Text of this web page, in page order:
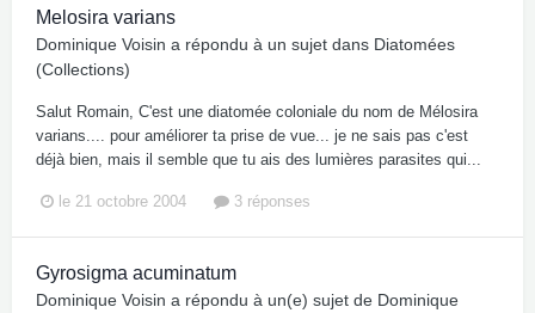
Melosira varians
Dominique Voisin a répondu à un sujet dans Diatomées
(Collections)
Salut Romain, C'est une diatomée coloniale du nom de Mélosira
varians.... pour améliorer ta prise de vue... je ne sais pas c'est
déjà bien, mais il semble que tu ais des lumières parasites qui...
le 21 octobre 2004 3 réponses
Gyrosigma acuminatum
Dominique Voisin a répondu à un(e) sujet de Dominique